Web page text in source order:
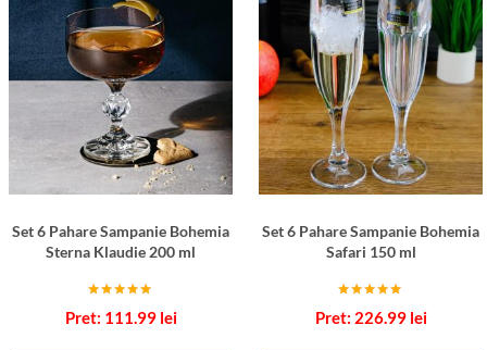
Set 6 Pahare Sampanie Bohemia
Sterna Klaudie 200 ml
5.00
111.99 lei
Set 6 Pahare Sampanie Bohemia
Safari 150 ml
5.00
226.99 lei